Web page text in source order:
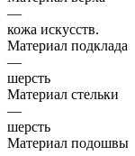
—
кожа искусств.
Материал подклада
—
шерсть
Материал стельки
—
шерсть
Материал подошвы